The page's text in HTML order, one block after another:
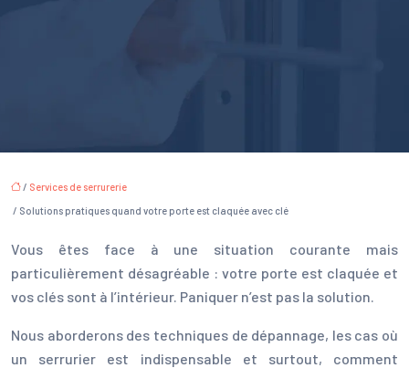
/ Services de serrurerie
/ Solutions pratiques quand votre porte est claquée avec clé
Vous êtes face à une situation courante mais
particulièrement désagréable : votre porte est claquée et
vos clés sont à l’intérieur. Paniquer n’est pas la solution.
Nous aborderons des techniques de dépannage, les cas où
un serrurier est indispensable et surtout, comment